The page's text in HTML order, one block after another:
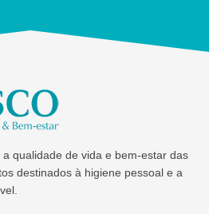
qualidade de vida e bem-estar das
destinados à higiene pessoal e a